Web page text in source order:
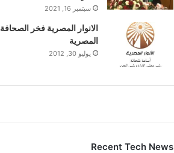
سبتمبر 16, 2021
الانوار المصرية فخر الصحافة
المصرية
يوليو 30, 2012
Recent Tech News